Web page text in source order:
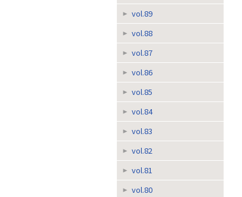
vol.89
vol.88
vol.87
vol.86
vol.85
vol.84
vol.83
vol.82
vol.81
vol.80